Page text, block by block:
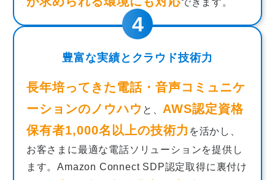
できます。
豊富な実績とクラウド技術力
長年培ってきた電話・音声コミュニケ
ーションのノウハウ と、 AWS認定資格
保有者1,000名以上の技術力 を活かし、
お客さまに最適な電話ソリューションを提供し
ます。Amazon Connect SDP認定取得に裏付け